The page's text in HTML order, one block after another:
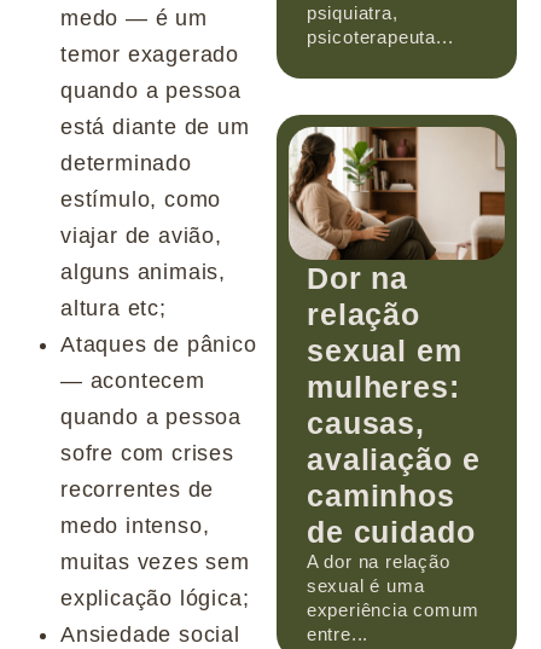
medo — é um
temor exagerado
quando a pessoa
está diante de um
determinado
estímulo, como
viajar de avião,
alguns animais,
altura etc;
Ataques de pânico
— acontecem
quando a pessoa
sofre com crises
recorrentes de
medo intenso,
muitas vezes sem
explicação lógica;
Ansiedade social
psiquiatra,
psicoterapeuta...
Dor na
relação
sexual em
mulheres:
causas,
avaliação e
caminhos
de cuidado
A dor na relação
sexual é uma
experiência comum
entre...